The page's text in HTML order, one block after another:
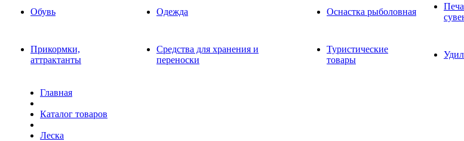
Обувь Одежда Оснастка рыболовная
Прикормки,
аттрактанты
Средства для хранения и
переноски
Туристические
товары
Главная
Каталог товаров
Леска